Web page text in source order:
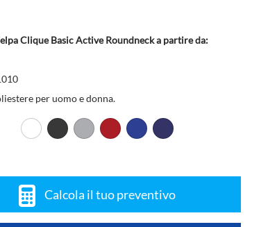
Clique Basic Active Roundneck a partire da:
per uomo e donna.
Calcola il tuo preventivo